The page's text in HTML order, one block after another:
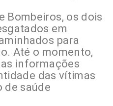
Bombeiros, os dois
em
para
Até o momento,
informações
das vítimas
de saúde